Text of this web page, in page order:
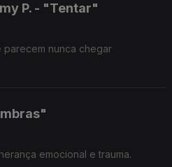
P. - "Tentar"
nunca chegar
emocional e trauma.